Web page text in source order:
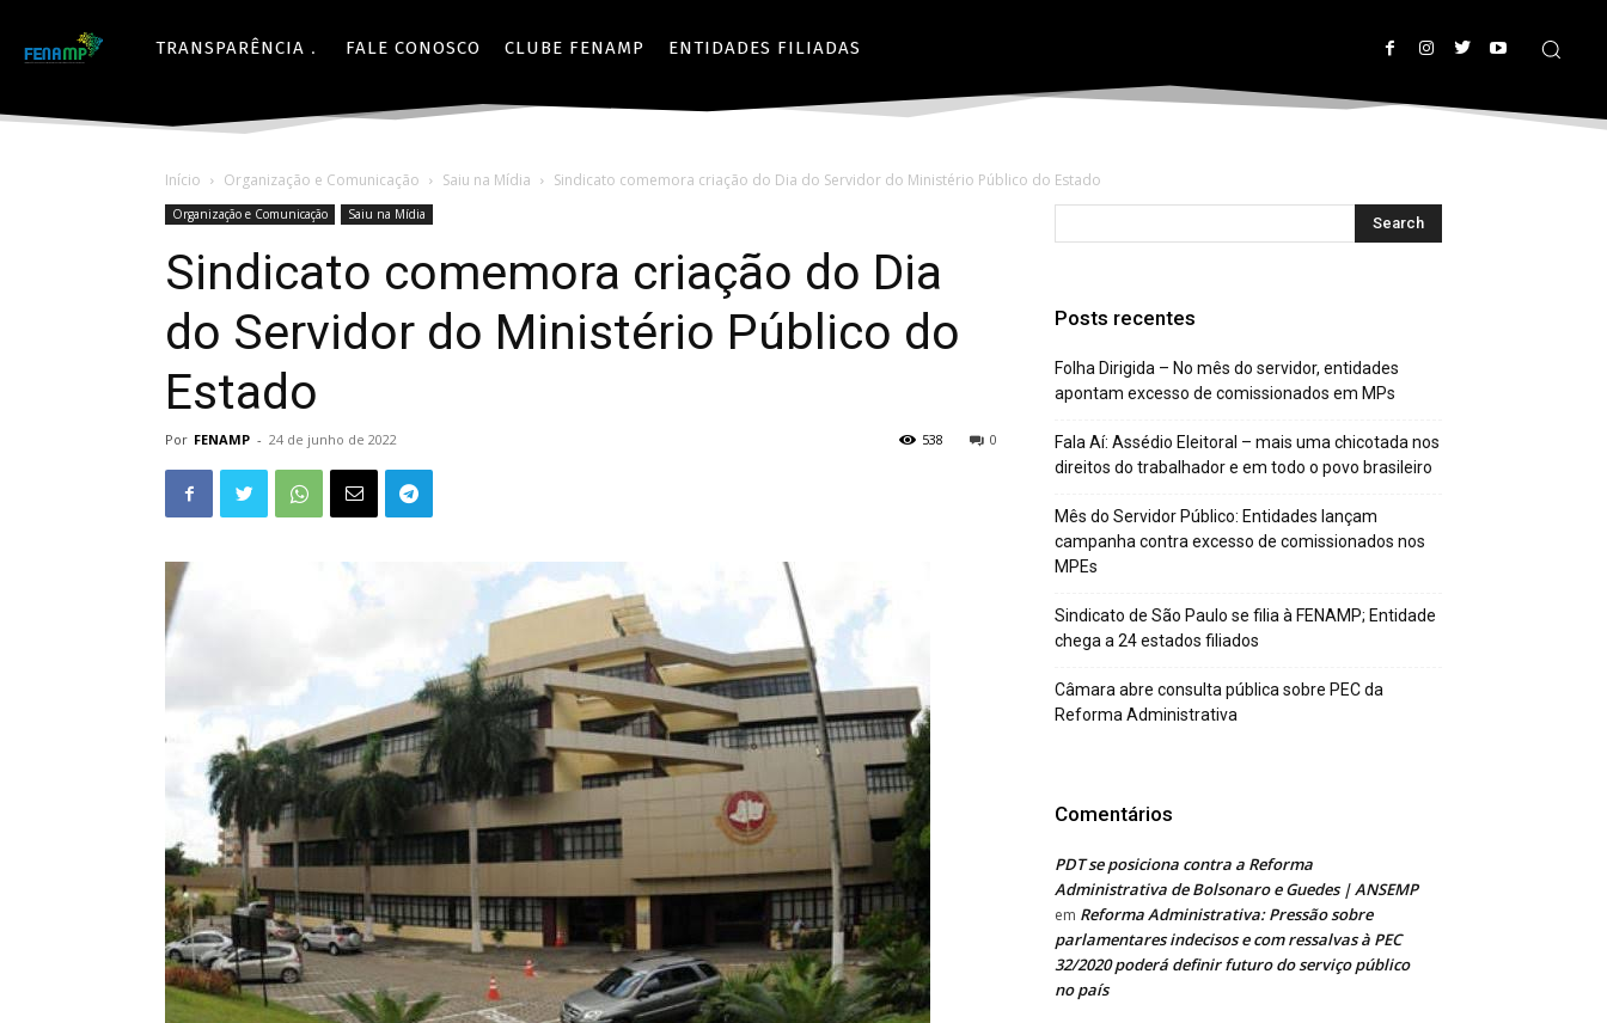
TRANSPARÊNCIA FALE CONOSCO CLUBE FENAMP ENTIDADES FILIADAS
Início Organização e Comunicação Saiu na Mídia Sindicato comemora criação do Dia do Servidor do Ministério Público do Estado
Organização e Comunicação Saiu na Mídia
Sindicato comemora criação do Dia
do Servidor do Ministério Público do
Estado
Por FENAMP - 24 de junho de 2022 0
538
Posts recentes
Folha Dirigida – No mês do servidor, entidades
apontam excesso de comissionados em MPs
Fala Aí: Assédio Eleitoral – mais uma chicotada nos
direitos do trabalhador e em todo o povo brasileiro
Mês do Servidor Público: Entidades lançam
campanha contra excesso de comissionados nos
MPEs
Sindicato de São Paulo se filia à FENAMP; Entidade
chega a 24 estados filiados
Câmara abre consulta pública sobre PEC da
Reforma Administrativa
Comentários
PDT se posiciona contra a Reforma
Administrativa de Bolsonaro e Guedes | ANSEMP
em Reforma Administrativa: Pressão sobre
parlamentares indecisos e com ressalvas à PEC
32/2020 poderá definir futuro do serviço público
no país